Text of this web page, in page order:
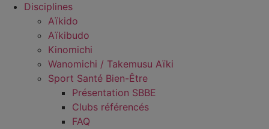
Disciplines
Aïkido
Aïkibudo
Kinomichi
Wanomichi / Takemusu Aïki
Sport Santé Bien-Être
Présentation SBBE
Clubs référencés
FAQ